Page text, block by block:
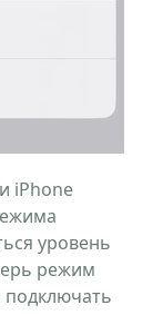
iPhone
уровень
режим